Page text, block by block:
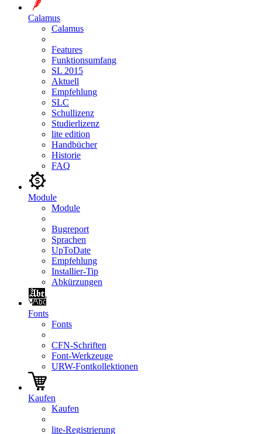
Calamus
Calamus
Features
Funktionsumfang
SL 2015
Aktuell
Empfehlung
SLC
Schullizenz
Studierlizenz
lite edition
Handbücher
Historie
FAQ
Module
Module
Bugreport
Sprachen
UpToDate
Empfehlung
Installier-Tip
Abkürzungen
Fonts
Fonts
CFN-Schriften
Font-Werkzeuge
URW-Fontkollektionen
Kaufen
Kaufen
lite-Registrierung